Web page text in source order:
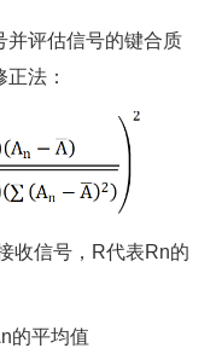
并评估信号的键合质
法：
收信号，R代表Rn的
的平均值